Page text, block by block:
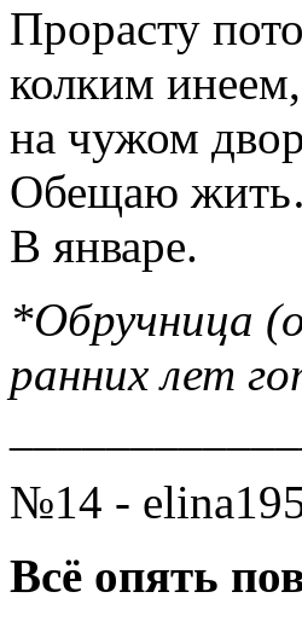
Прорасту
колким
на чужом
Обещаю
В январе.
*Обручница
ранних лет
№14 -
Всё опять